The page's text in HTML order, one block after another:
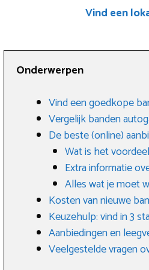
Vind een
Onderwerpen
Vind een goedkope
Vergelijk banden
De beste (online)
Wat is het
Extra informatie
Alles wat je moet
Kosten van nieuwe
Keuzehulp: vind in 3
Aanbiedingen en
Veelgestelde vragen